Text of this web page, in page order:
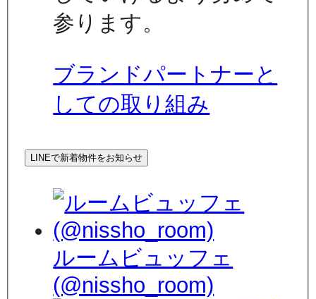
参ります。
ブランドパートナーと
しての取り組み
LINEで新着物件をお知らせ
ルームビュッフェ
(@nissho_room)